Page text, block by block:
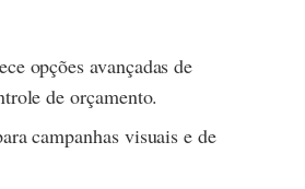
opções avançadas de
de orçamento.
campanhas visuais e de